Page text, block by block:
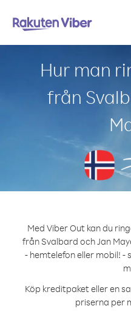
Hur man
från
Med Viber Out kan du
från Svalbard och Jan
- hemtelefon eller mobil!
Köp kreditpaket eller en
priserna per